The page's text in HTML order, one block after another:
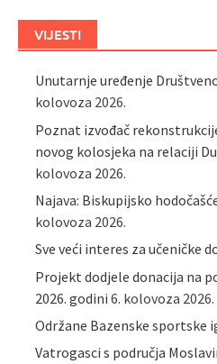
VIJESTI
Unutarnje uređenje
kolovoza 2026.
Poznat izvođač
novog kolosjeka na relaciji
kolovoza 2026.
Najava: Biskupijsko
kolovoza 2026.
Sve veći interes za učeničke
Projekt dodjele donacija na
2026. godini 6. kolovoza 2026.
Održane Bazenske sportske
Vatrogasci s područja